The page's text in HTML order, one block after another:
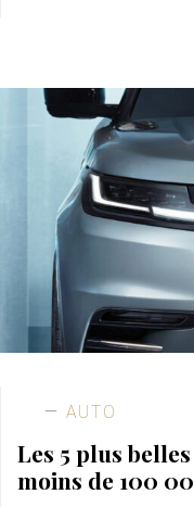
AUTO
Les 5 plus
moins de 100